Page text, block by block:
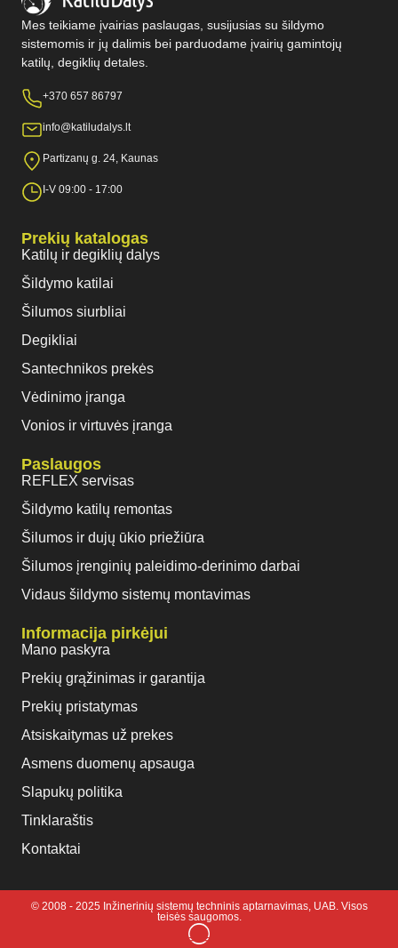
Mes teikiame įvairias paslaugas, susijusias su šildymo
sistemomis ir jų dalimis bei parduodame įvairių gamintojų
katilų, degiklių detales.
+370 657 86797
info@katiludalys.lt
Partizanų g. 24, Kaunas
I-V 09:00 - 17:00
Prekių katalogas
Katilų ir degiklių dalys
Šildymo katilai
Šilumos siurbliai
Degikliai
Santechnikos prekės
Vėdinimo įranga
Vonios ir virtuvės įranga
Paslaugos
REFLEX servisas
Šildymo katilų remontas
Šilumos ir dujų ūkio priežiūra
Šilumos įrenginių paleidimo-derinimo darbai
Vidaus šildymo sistemų montavimas
Informacija pirkėjui
Mano paskyra
Prekių grąžinimas ir garantija
Prekių pristatymas
Atsiskaitymas už prekes
Asmens duomenų apsauga
Slapukų politika
Tinklaraštis
Kontaktai
© 2008 - 2025 Inžinerinių sistemų techninis aptarnavimas, UAB. Visos
teisės saugomos.